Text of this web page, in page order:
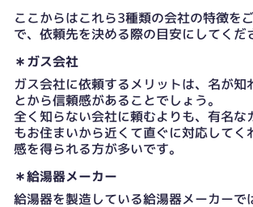
ここからはこれら3種類の会社の特徴を
で、依頼先を決める際の目安にしてくだ
＊ガス会社
ガス会社に依頼するメリットは、名が知
とから信頼感があることでしょう。
全く知らない会社に頼むよりも、有名な
もお住まいから近くて直ぐに対応してく
感を得られる方が多いです。
＊給湯器メーカー
給湯器を製造している給湯器メーカーで